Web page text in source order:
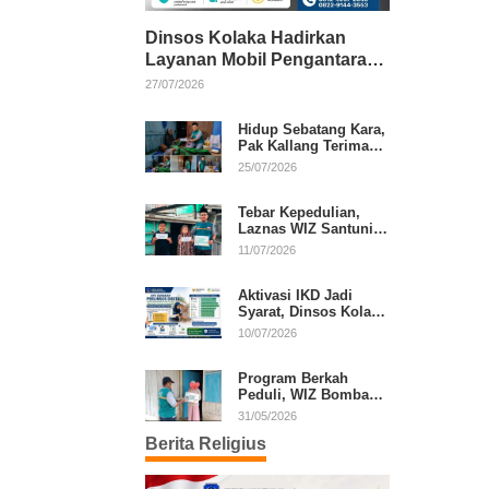
Dinsos Kolaka Hadirkan
Layanan Mobil Pengantaran
Gratis bagi Pasien Penerima
27/07/2026
Hidup Sebatang Kara,
Pak Kallang Terima
Bantuan dari Laznas
25/07/2026
Tebar Kepedulian,
Laznas WIZ Santuni
Anak Yatim dan
11/07/2026
Aktivasi IKD Jadi
Syarat, Dinsos Kolaka
Sosialisasikan
10/07/2026
Program Berkah
Peduli, WIZ Bombana
Bantu Lansia dan
31/05/2026
Berita Religius